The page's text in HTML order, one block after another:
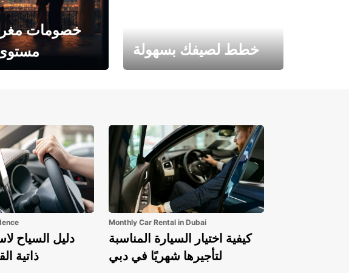
خصومات
مستوى
خطط لصيفك بسهولة
دليل السياح
ذاتية
Monthly Car Rental in Dubai
كيفية اختيار السيارة المناسبة
لتأجيرها شهريًا في دبي